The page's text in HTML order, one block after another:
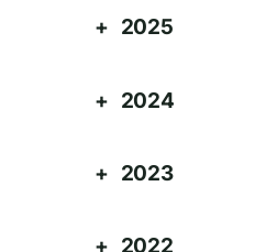
2025
2024
2023
2022